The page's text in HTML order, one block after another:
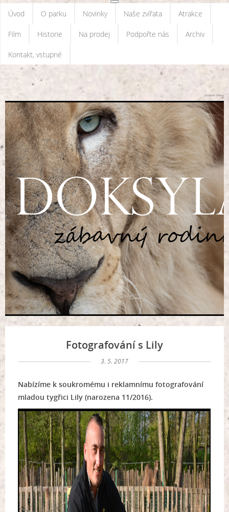
Úvod O parku Novinky Naše zvířata Atrakce
Film Historie Na prodej Podpořte nás Archiv
Kontakt, vstupné
Zoopark Doksy
Fotografování s Lily
3. 5. 2017
Nabízíme k soukromému i reklamnímu fotografování
mladou tygřici Lily (narozena 11/2016).